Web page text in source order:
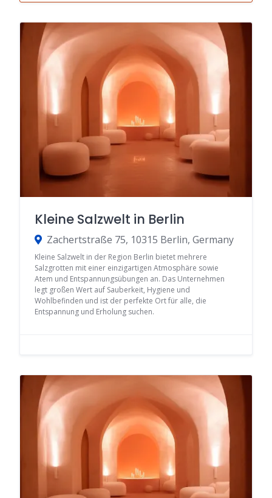
Kleine Salzwelt in Berlin
Zachertstraße 75, 10315 Berlin, Germany
Kleine Salzwelt in der Region Berlin bietet mehrere
Salzgrotten mit einer einzigartigen Atmosphäre sowie
Atem und Entspannungsübungen an. Das Unternehmen
legt großen Wert auf Sauberkeit, Hygiene und
Wohlbefinden und ist der perfekte Ort für alle, die
Entspannung und Erholung suchen.